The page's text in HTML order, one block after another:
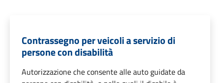
Contrassegno per veicoli a servizio di
persone con disabilità
Autorizzazione che consente alle auto guidate da